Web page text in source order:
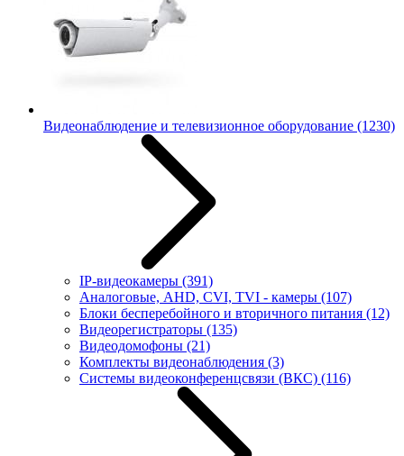
Видеонаблюдение и телевизионное оборудование (1230)
IP-видеокамеры (391)
Аналоговые, AHD, CVI, TVI - камеры (107)
Блоки бесперебойного и вторичного питания (12)
Видеорегистраторы (135)
Видеодомофоны (21)
Комплекты видеонаблюдения (3)
Системы видеоконференцсвязи (ВКС) (116)